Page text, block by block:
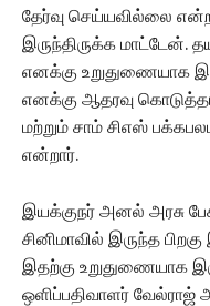
தேர்வு செய்யவில்லை
இருந்திருக்க மாட்டேன்.
எனக்கு உறுதுணையாக
எனக்கு ஆதரவு
மற்றும் சாம் சிஎஸ்
என்றார்.
இயக்குநர் அனல் அரசு
சினிமாவில் இருந்த
இதற்கு உறுதுணையாக
ஒளிப்பதிவாளர் வேல்ராஜ்